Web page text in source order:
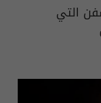
التي